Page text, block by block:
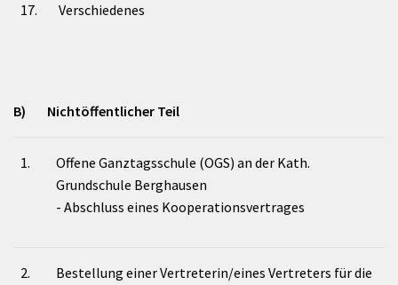
17. Verschiedenes
B) Nichtöffentlicher Teil
1.
Offene Ganztagsschule (OGS) an der Kath.
Grundschule Berghausen
- Abschluss eines Kooperationsvertrages
2.
Bestellung einer Vertreterin/eines Vertreters für die